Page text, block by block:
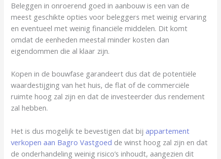
Beleggen in onroerend goed in aanbouw is een van de
meest geschikte opties voor beleggers met weinig ervaring
en eventueel met weinig financiële middelen. Dit komt
omdat de eenheden meestal minder kosten dan
eigendommen die al klaar zijn.
Kopen in de bouwfase garandeert dus dat de potentiële
waardestijging van het huis, de flat of de commerciële
ruimte hoog zal zijn en dat de investeerder dus rendement
zal hebben.
Het is dus mogelijk te bevestigen dat bijappartement
verkopen aan Bagro Vastgoed de winst hoog zal zijn en dat
de onderhandeling weinig risico’s inhoudt, aangezien dit